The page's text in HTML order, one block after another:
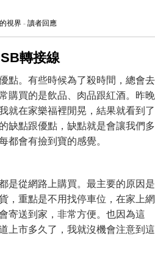
視界 - 讀者回應
轉接線
點。有些時候為了殺時間，總會去
購買的是飲品、肉品跟紅酒。昨晚
就在家樂福裡閒晃，結果就看到了
缺點跟優點，缺點就是會讓我們多
都會有撿到寶的感覺。
是從網路上購買。最主要的原因是
，重點是不用找停車位，在家上網
寄送到家，非常方便。也因為這
上市多久了，我就沒機會注意到這